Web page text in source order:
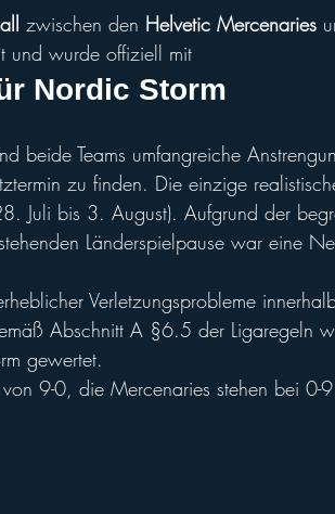
zwischen den Helvetic Mercenaries
und wurde offiziell mit
Nordic Storm
beide Teams umfangreiche
zu finden. Die einzige
Juli bis 3. August). Aufgrund der
Länderspielpause war eine
Verletzungsprobleme
Abschnitt A §6.5 der Ligaregeln
gewertet.
9-0, die Mercenaries stehen bei 0-